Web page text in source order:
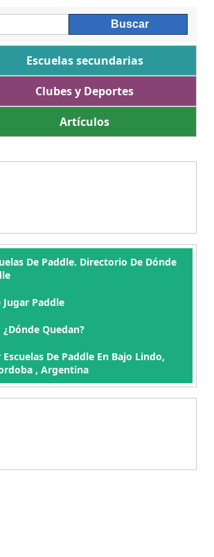
Escuelas secundarias
Clubes y Deportes
Artículos
De Paddle. Directorio De Dónde
Jugar Paddle
Quedan?
De Paddle En Bajo Lindo,
, Argentina